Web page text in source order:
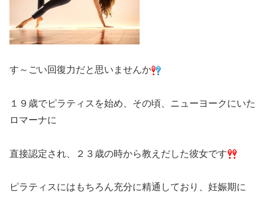
す～ごい回復力だと思いませんか
１９歳でピラティスを始め、その頃、ニューヨークにいた
ロマーナに
直接認定され、２３歳の時から教えだした彼女です
ピラティスにはもちろん充分に精通しており、妊娠期に